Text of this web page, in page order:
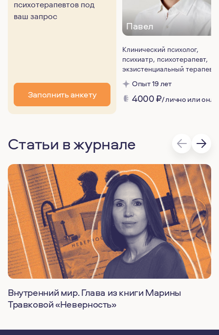
психотерапевтов под
ваш запрос
Заполнить анкету
Павел
Клинический психолог,
психиатр, психотерапевт,
экзистенциальный терапевт
Опыт 19 лет
4000₽/ лично или
Статьи в журнале
Внутренний мир. Глава из книги Марины
Травковой «Неверность»